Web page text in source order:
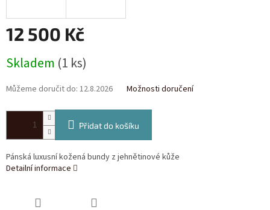
12 500 Kč
cena:
Skladem (1 ks)
Můžeme doručit do: 12.8.2026 Možnosti doručení
Přidat do košíku
Pánská luxusní kožená bundy z jehnětinové kůže
Detailní informace